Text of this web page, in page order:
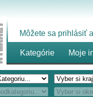
Môžete sa prihlásiť
Kategórie Moje